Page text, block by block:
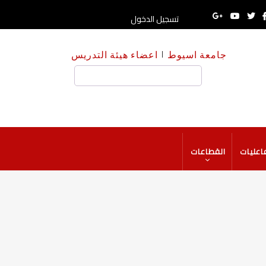
تسجيل الدخول
جامعة اسيوط اعضاء هيئة التدريس
بحث
القطاعات